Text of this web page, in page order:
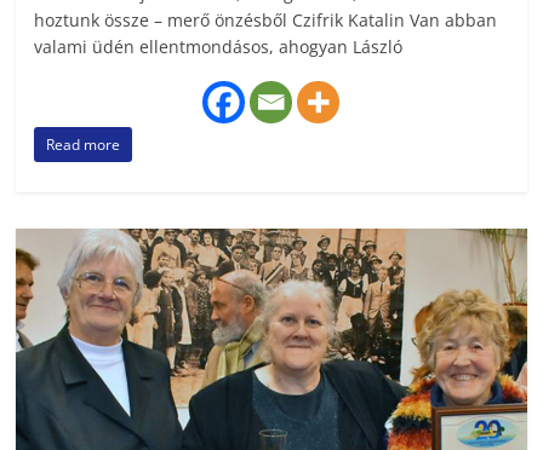
hoztunk össze – merő önzésből Czifrik Katalin Van abban
valami üdén ellentmondásos, ahogyan László
Read more